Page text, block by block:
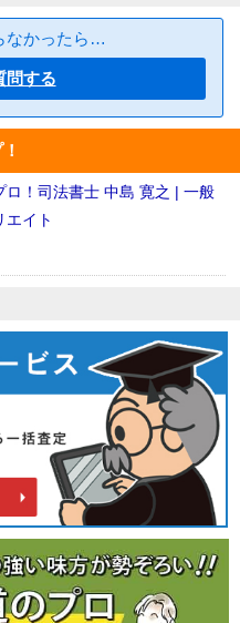
なかったら…
問する
ロ！司法書士 中島 寛之 | 一般
エイト